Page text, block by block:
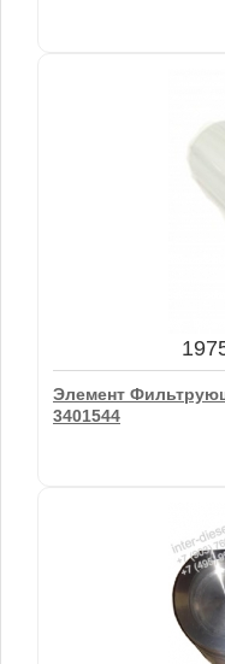
Фильтр Топливный
Элемент
3401544